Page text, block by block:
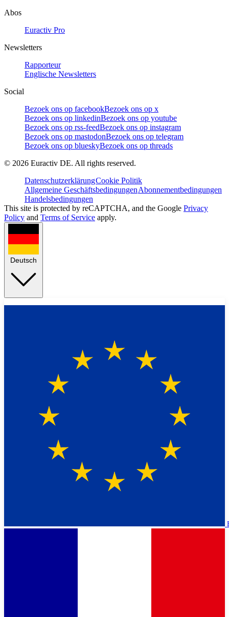
Abos
Euractiv Pro
Newsletters
Rapporteur
Englische Newsletters
Social
Bezoek ons op facebookBezoek ons op x
Bezoek ons op linkedinBezoek ons op youtube
Bezoek ons op rss-feedBezoek ons op instagram
Bezoek ons op mastodonBezoek ons op telegram
Bezoek ons op blueskyBezoek ons op threads
© 2026 Euractiv DE. All rights reserved.
DatenschutzerklärungCookie Politik
Allgemeine GeschäftsbedingungenAbonnementbedingungen
Handelsbedingungen
This site is protected by reCAPTCHA, and the Google Privacy
Policy and Terms of Service apply.
Deutsch